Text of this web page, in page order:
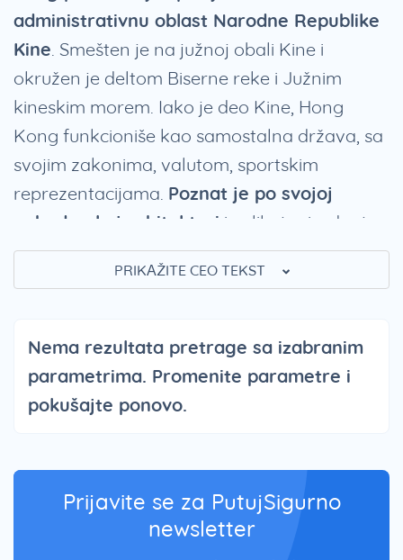
administrativnu oblast Narodne Republike
Kine. Smešten je na južnoj obali Kine i
okružen je deltom Biserne reke i Južnim
kineskim morem. Iako je deo Kine, Hong
Kong funkcioniše kao samostalna država, sa
svojim zakonima, valutom, sportskim
reprezentacijama. Poznat je po svojoj
neboderskoj arhitekturi i velikoj prirodnoj
luci. Grad ima jednu od najliberalnijih
privreda na svetu i veliki je međunarodni
najgušće naseljenih gradova na svetu. Hong
Kong je grad koji vredi posetiti, a ukoliko se
opredelite za putovanje u Hong Kong
najprimamljiviju
Hong Kong znamenitosti
PRIKAŽITE CEO TEKST
Nema rezultata pretrage sa izabranim
parametrima. Promenite parametre i
pokušajte ponovo.
Prijavite se za PutujSigurno
newsletter